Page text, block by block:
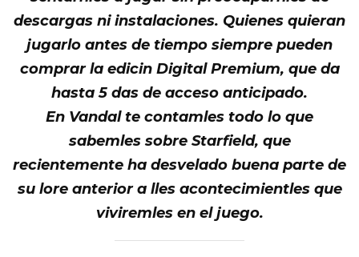
descargas ni instalaciones. Quienes quieran
jugarlo antes de tiempo siempre pueden
comprar la edicin Digital Premium, que da
hasta5 das de acceso anticipado.
En Vandal te contamles todo lo que
sabemles sobre Starfield, que
recientemente ha desvelado buena parte de
su loreanterior a lles acontecimientles que
viviremles en el juego.